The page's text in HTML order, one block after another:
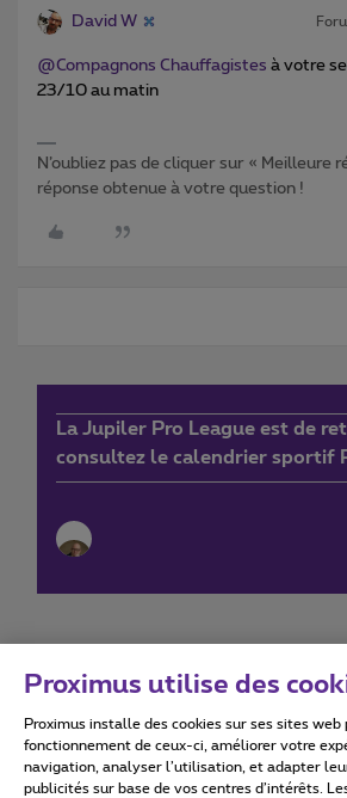
David W
@Compagnons Chauffagistes à votre
23/10 au matin
N’oubliez pas de cliquer sur « Meilleure
réponse obtenue à votre question !
La Jupiler Pro League est de
consultez le calendrier sportif
Conditions d'utilisation
Proximus utilise des
Proximus installe des cookies sur ses sites web
fonctionnement de ceux-ci, améliorer votre
navigation, analyser l’utilisation, et adapter
publicités sur base de vos centres d’intérêts.